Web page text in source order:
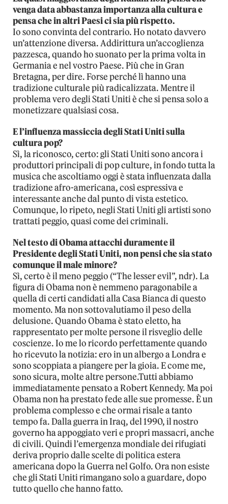
venga data abbastanza importanza alla cultura e
pensa che in altri Paesi ci sia più rispetto.
Io sono convinta del contrario. Ho notato davvero
un’attenzione diversa. Addirittura un’accoglienza
pazzesca, quando ho suonato per la prima volta in
Germania e nel vostro Paese. Più che in Gran
Bretagna, per dire. Forse perché lì hanno una
tradizione culturale più radicalizzata. Mentre il
problema vero degli Stati Uniti è che si pensa solo a
monetizzare qualsiasi cosa.
E l’influenza massiccia degli Stati Uniti sulla
cultura pop?
Sì, la riconosco, certo: gli Stati Uniti sono ancora i
produttori principali di pop culture, in fondo tutta la
musica che ascoltiamo oggi è stata influenzata dalla
tradizione afro-americana, così espressiva e
interessante anche dal punto di vista estetico.
Comunque, lo ripeto, negli Stati Uniti gli artisti sono
trattati peggio, quasi come dei criminali.
Nel testo di Obama attacchi duramente il
Presidente degli Stati Uniti, non pensi che sia stato
comunque il male minore?
Sì, certo è il meno peggio (“The lesser evil”, ndr). La
figura di Obama non è nemmeno paragonabile a
quella di certi candidati alla Casa Bianca di questo
momento. Ma non sottovalutiamo il peso della
delusione. Quando Obama è stato eletto, ha
rappresentato per molte persone il risveglio delle
coscienze. Io me lo ricordo perfettamente quando
ho ricevuto la notizia: ero in un albergo a Londra e
sono scoppiata a piangere per la gioia. E come me,
sono sicura, molte altre persone.Tutti abbiamo
immediatamente pensato a Robert Kennedy. Ma poi
Obama non ha prestato fede alle sue promesse. È un
problema complesso e che ormai risale a tanto
tempo fa. Dalla guerra in Iraq, del 1990, il nostro
governo ha appoggiato veri e propri massacri, anche
di civili. Quindi l’emergenza mondiale dei rifugiati
deriva proprio dalle scelte di politica estera
americana dopo la Guerra nel Golfo. Ora non esiste
che gli Stati Uniti rimangano solo a guardare, dopo
tutto quello che hanno fatto.